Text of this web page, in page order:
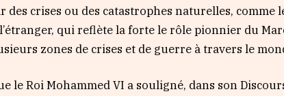
des crises ou des catastrophes naturelles, comme
qui reflète la forte le rôle pionnier du
zones de crises et de guerre à travers le
Roi Mohammed VI a souligné, dans son